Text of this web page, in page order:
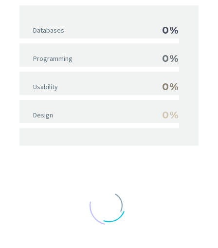
Databases 0%
Programming 0%
Usability 0%
Design 0%